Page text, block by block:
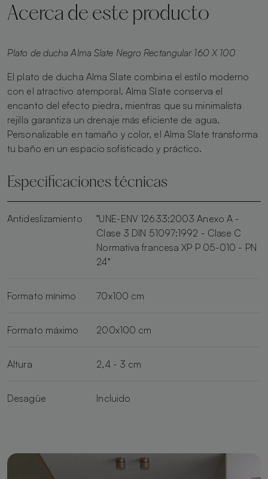
Acerca de este producto
Plato de ducha Alma Slate Negro Rectangular 160 X 100
El plato de ducha Alma Slate combina el estilo moderno
con el atractivo atemporal. Alma Slate conserva el
encanto del efecto piedra, mientras que su minimalista
rejilla garantiza un drenaje más eficiente de agua.
Personalizable en tamaño y color, el Alma Slate transforma
tu baño en un espacio sofisticado y práctico.
Especificaciones técnicas
Antideslizamiento
"UNE-ENV 12633:2003 Anexo A -
Clase 3 DIN 51097:1992 - Clase C
Normativa francesa XP P 05-010 - PN
24"
Formato mínimo 70x100 cm
Formato máximo 200x100 cm
Altura 2,4 - 3 cm
Desagüe Incluido